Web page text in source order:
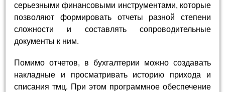
серьезными финансовыми инструментами, которые
позволяют формировать отчеты разной степени
сложности и составлять сопроводительные
документы к ним.
Помимо отчетов, в бухгалтерии можно создавать
накладные и просматривать историю прихода и
списания тмц. При этом программное обеспечение